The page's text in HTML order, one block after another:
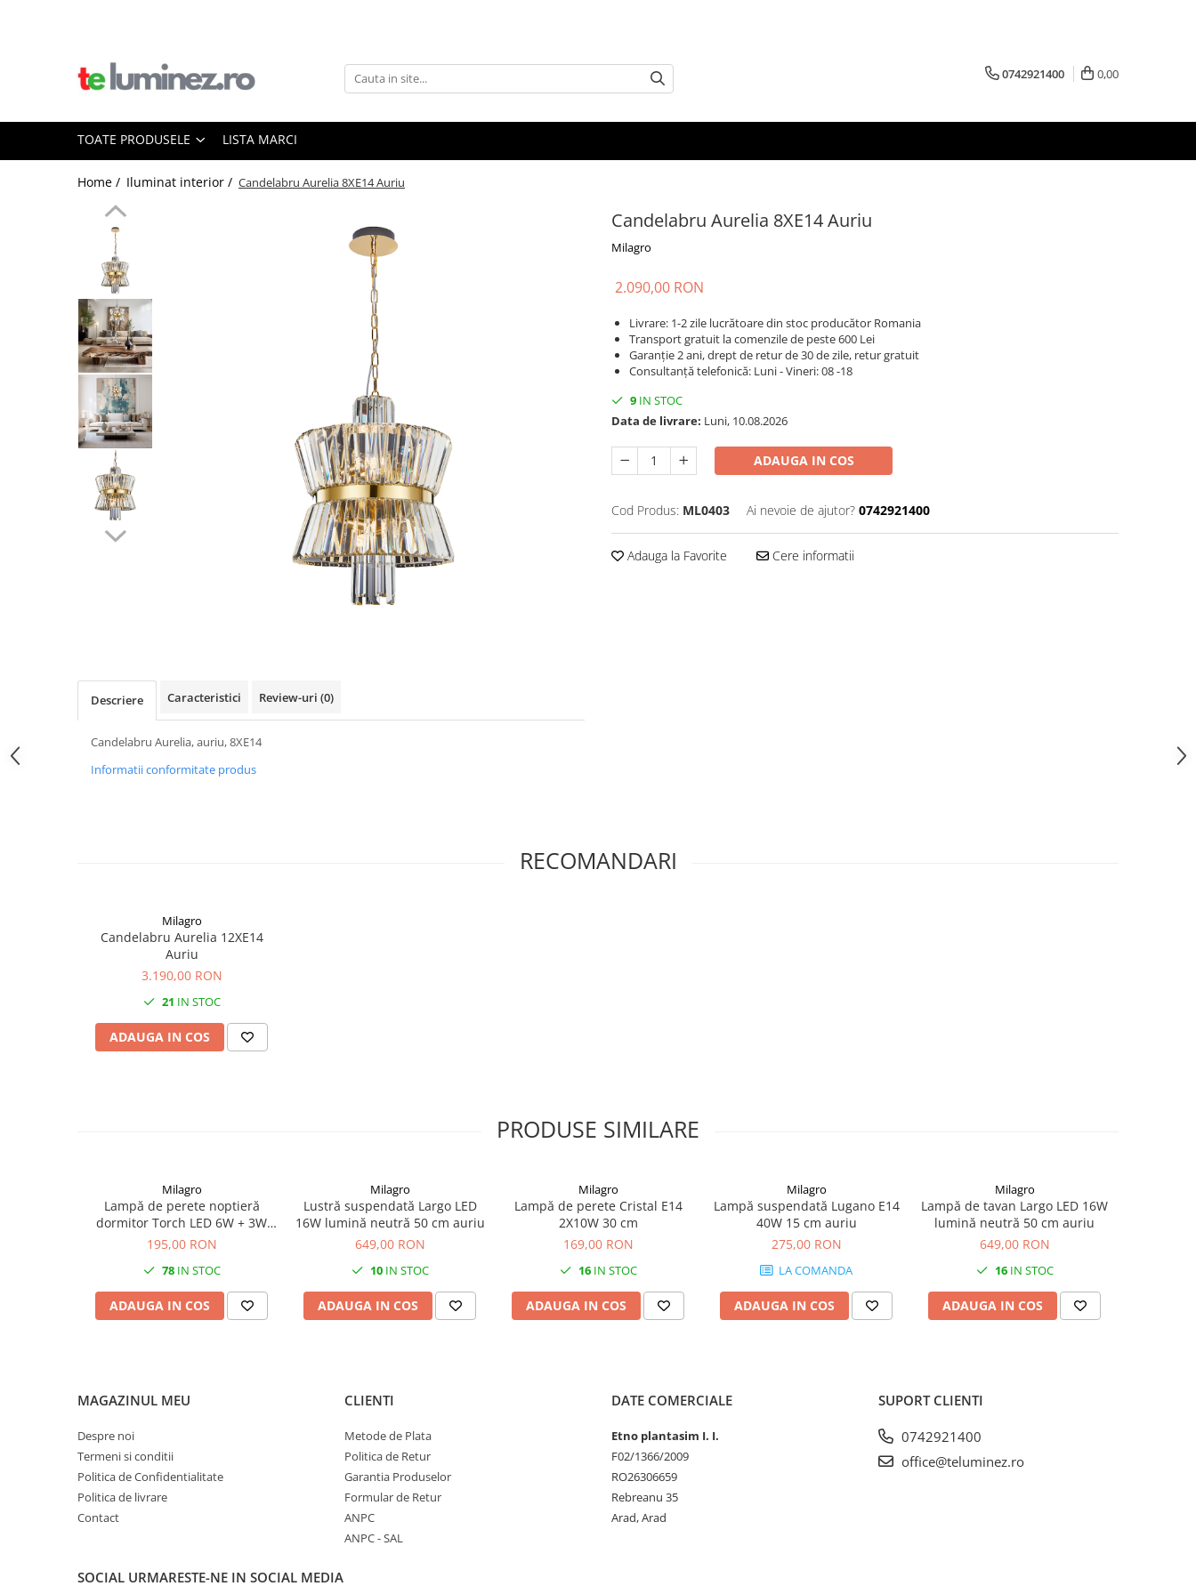
Iluminat interior
Iluminat baie
Iluminat exterior
0742921400 0,00
TOATE PRODUSELE LISTA MARCI
Home / Iluminat interior / Candelabru Aurelia 8XE14 Auriu
Candelabru Aurelia 8XE14 Auriu
Milagro
2.090,00 RON
Livrare: 1-2 zile lucrătoare din stoc producător Romania
Transport gratuit la comenzile de peste 600 Lei
Garanție 2 ani, drept de retur de 30 de zile, retur gratuit
Consultanță telefonică: Luni - Vineri: 08 -18
9 IN STOC
Data de livrare: Luni, 10.08.2026
ADAUGA IN COS
Cod Produs: ML0403 Ai nevoie de ajutor? 0742921400
Adauga la Favorite Cere informatii
Descriere Caracteristici Review-uri (0)
Candelabru Aurelia, auriu, 8XE14
Informatii conformitate produs
RECOMANDARI
Milagro
Candelabru Aurelia 12XE14
Auriu
3.190,00 RON
21 IN STOC
ADAUGA IN COS
PRODUSE SIMILARE
Milagro
Lampă de perete noptieră
dormitor Torch LED 6W + 3W
lumină neutră 55 cm negru
195,00 RON
78IN STOC
ADAUGA IN COS
Milagro
Lustră suspendată Largo LED
16W lumină neutră 50 cm auriu
649,00 RON
10IN STOC
ADAUGA IN COS
Milagro
Lampă de perete Cristal E14
2X10W 30 cm
169,00 RON
16IN STOC
ADAUGA IN COS
Milagro
Lampă suspendată Lugano E14
40W 15 cm auriu
275,00 RON
LA COMANDA
ADAUGA IN COS
Milagro
Lampă de tavan Largo LED 16W
lumină neutră 50 cm auriu
649,00 RON
16IN STOC
ADAUGA IN COS
MAGAZINUL MEU
Despre noi
Termeni si conditii
Politica de Confidentialitate
Politica de livrare
Contact
CLIENTI
Metode de Plata
Politica de Retur
Garantia Produselor
Formular de Retur
ANPC
ANPC - SAL
DATE COMERCIALE
Etno plantasim I. I.
F02/1366/2009
RO26306659
Rebreanu 35
Arad, Arad
SUPORT CLIENTI
0742921400
office@teluminez.ro
SOCIAL URMARESTE-NE IN SOCIAL MEDIA